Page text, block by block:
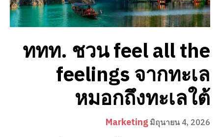
ททท. ชวน feel all the
feelings จากทะเล
หมอกถึงทะเลใต้
Marketingมิถุนายน 4, 2026